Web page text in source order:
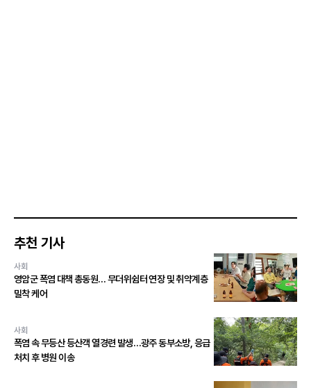
추천 기사
사회
영암군 폭염 대책 총동원… 무더위쉼터 연장 및 취약계층
밀착 케어
사회
폭염 속 무등산 등산객 열경련 발생…광주 동부소방, 응급
처치 후 병원 이송